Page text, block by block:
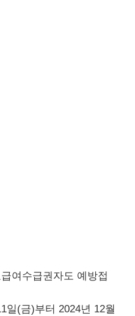
여수급권자도 예방접
일(금)부터 2024년 12월